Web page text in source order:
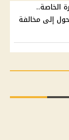
الخاصة..
إلى مخالفة